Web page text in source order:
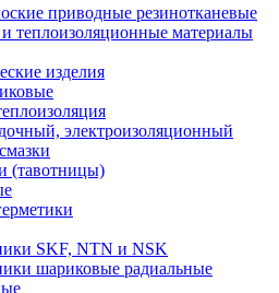
приводные резинотканевые
и теплоизоляционные материалы
изделия
электроизоляционный
(тавотницы)
SKF, NTN и NSK
шариковые радиальные